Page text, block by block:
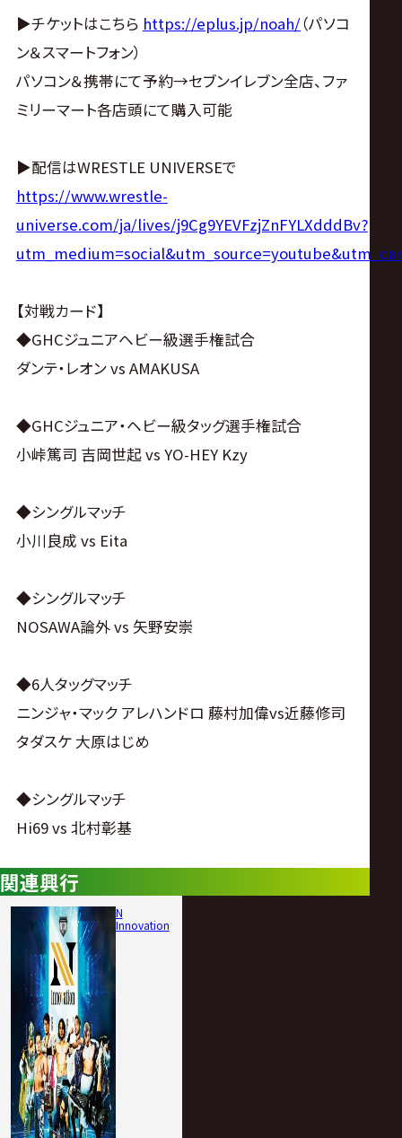
▶チケットはこちら https://eplus.jp/noah/（パソコ
ン＆スマートフォン）
パソコン＆携帯にて予約→セブンイレブン全店、ファ
ミリーマート各店頭にて購入可能
▶配信はWRESTLE UNIVERSEで
https://www.wrestle-
universe.com/ja/lives/j9Cg9YEVFzjZnFYLXdddBv?
【対戦カード】
◆GHCジュニアヘビー級選手権試合
ダンテ・レオン vs AMAKUSA
◆GHCジュニア・ヘビー級タッグ選手権試合
小峠篤司 吉岡世起 vs YO-HEY Kzy
◆シングルマッチ
小川良成 vs Eita
◆シングルマッチ
NOSAWA論外 vs 矢野安崇
◆6人タッグマッチ
ニンジャ・マック アレハンドロ 藤村加偉vs近藤修司
タダスケ 大原はじめ
◆シングルマッチ
Hi69 vs 北村彰基
関連興行
N
Innovation